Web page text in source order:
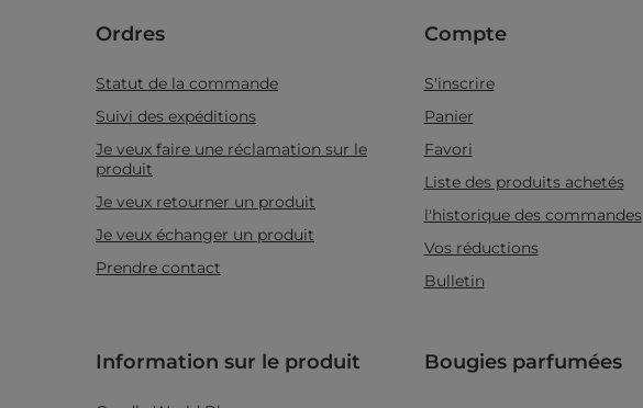
Ordres
Statut de la commande
Suivi des expéditions
Je veux faire une réclamation sur le
produit
Je veux retourner un produit
Je veux échanger un produit
Prendre contact
Compte
S'inscrire
Panier
Favori
Liste des produits achetés
l'historique des commandes
Vos réductions
Bulletin
Information sur le produit Bougies parfumées